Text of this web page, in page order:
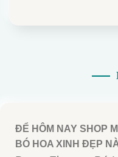
ĐỂ HÔM NAY SHOP
BÓ HOA XINH ĐẸP